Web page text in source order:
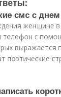
смс с
женщине
телефон с
поэтические